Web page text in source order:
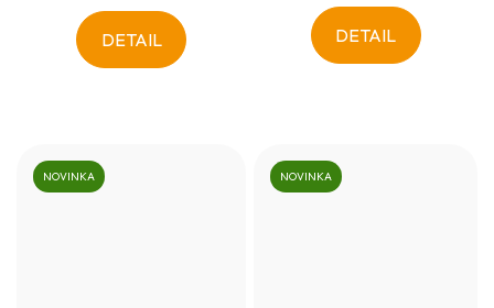
DETAIL DETAIL
NOVINKA NOVINKA